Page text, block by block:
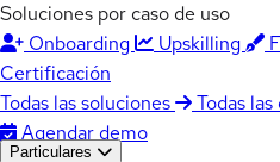
Soluciones por caso de uso
Onboarding
Upskilling
Certificación
Todas las soluciones
Todas
Agendar demo
Particulares